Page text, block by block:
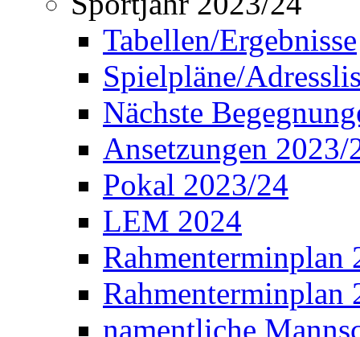
Tabellen/Ergebnisse
Spielpläne/
Nächste
Ansetzungen 2023/
Pokal 2023/24
LEM 2024
Rahmenterminplan
Rahmenterminplan
namentliche